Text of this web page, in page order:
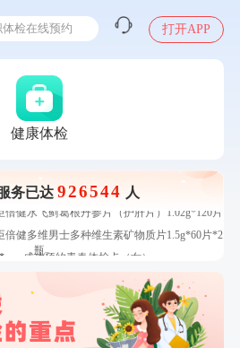
体检在线预约
打开APP
健康体检
务已达 926544 人
成功预约了入职体检套餐
购买了K3颈椎按摩仪（浅灰色）
购买了K3颈椎按摩仪（浅灰色）
购买了公牛环球旅行转换器—L07
成功预约了男性婚前体检基础套餐
倍健多维男士多种维生素矿物质片1.5g*60片*2
瓶
成功预约青春体检卡（女）
成功预约了老年女性体检套餐
购买了姚朵朵-1000g粗粮生活礼盒
购买了固本堂阿胶糕传统口味400g
成功预约了入职体检套餐